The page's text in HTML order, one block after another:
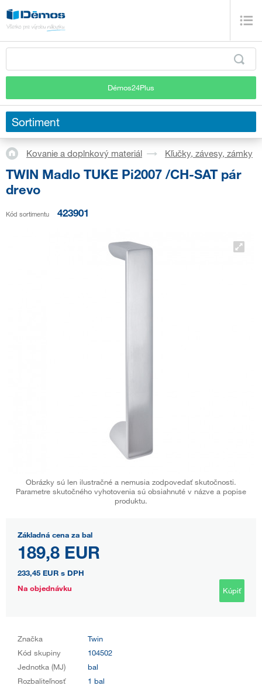
Démos24Plus
Sortiment
Kovanie a doplnkový materiál Kľučky, závesy, zámky
TWIN Madlo TUKE Pi2007 /CH-SAT pár
drevo
Kód sortimentu 423901
Obrázky sú len ilustračné a nemusia zodpovedať skutočnosti.
Parametre skutočného vyhotovenia sú obsiahnuté v názve a popise
produktu.
Základná cena za bal
189,8 EUR
233,45 EUR s DPH
Na objednávku
Kúpiť
Značka
Twin
Kód skupiny
104502
Jednotka (MJ)
bal
Rozbaliteľnosť
1 bal